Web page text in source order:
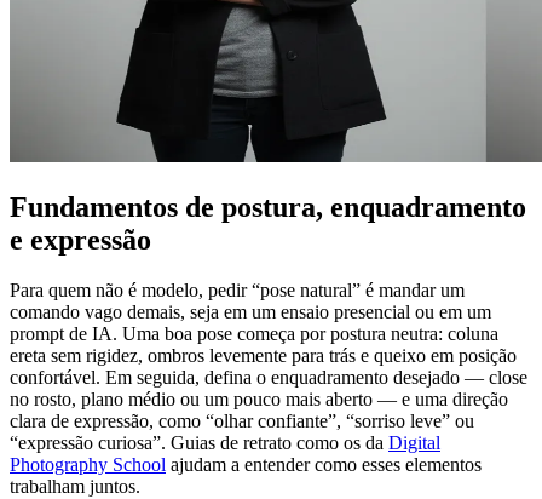
Fundamentos de postura, enquadramento
e expressão
Para quem não é modelo, pedir “pose natural” é mandar um
comando vago demais, seja em um ensaio presencial ou em um
prompt de IA. Uma boa pose começa por postura neutra: coluna
ereta sem rigidez, ombros levemente para trás e queixo em posição
confortável. Em seguida, defina o enquadramento desejado — close
no rosto, plano médio ou um pouco mais aberto — e uma direção
clara de expressão, como “olhar confiante”, “sorriso leve” ou
“expressão curiosa”. Guias de retrato como os da Digital
Photography School ajudam a entender como esses elementos
trabalham juntos.